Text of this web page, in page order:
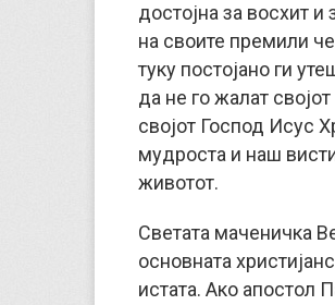
достојна за восхит
на своите премили
туку постојано ги
да не го жалат
својот Господ Исус
мудроста и наш
животот.
Светата маченичка
основната
истата. Ако апостол